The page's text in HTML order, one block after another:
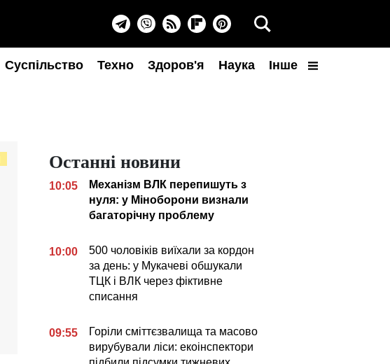
Суспільство Техно Здоров'я Наука Інше
Останні новини
10:05
Механізм ВЛК перепишуть з
нуля: у Міноборони визнали
багаторічну проблему
10:00
500 чоловіків виїхали за кордон
за день: у Мукачеві обшукали
ТЦК і ВЛК через фіктивне
списання
09:55
Горіли сміттєзвалища та масово
вирубували ліси: екоінспектори